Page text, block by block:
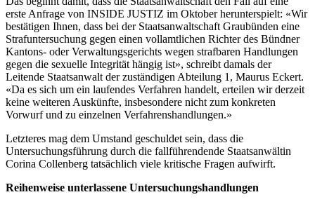
erste Anfrage von INSIDE JUSTIZ im Oktober herunterspielt: «Wir
bestätigen Ihnen, dass bei der Staatsanwaltschaft Graubünden eine
Strafuntersuchung gegen einen vollamtlichen Richter des Bündner
Kantons- oder Verwaltungsgerichts wegen strafbaren Handlungen
gegen die sexuelle Integrität hängig ist», schreibt damals der
Leitende Staatsanwalt der zuständigen Abteilung 1, Maurus Eckert.
«Da es sich um ein laufendes Verfahren handelt, erteilen wir derzeit
keine weiteren Auskünfte, insbesondere nicht zum konkreten
Vorwurf und zu einzelnen Verfahrenshandlungen.»
Letzteres mag dem Umstand geschuldet sein, dass die
Untersuchungsführung durch die fallführendende Staatsanwältin
Corina Collenberg tatsächlich viele kritische Fragen aufwirft.
Reihenweise unterlassene Untersuchungshandlungen